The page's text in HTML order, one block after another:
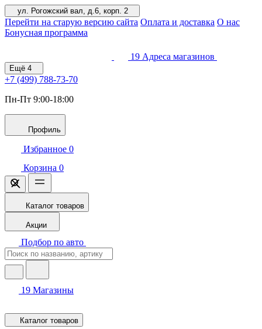
ул. Рогожский вал, д.6, корп. 2
Перейти на старую версию сайта Оплата и доставка О нас
Бонусная программа
19 Адреса магазинов
Ещё 4
+7 (499) 788-73-70
Пн-Пт 9:00-18:00
Профиль
Избранное 0
Корзина 0
Каталог товаров
Акции
Подбор по авто
19 Магазины
Каталог товаров